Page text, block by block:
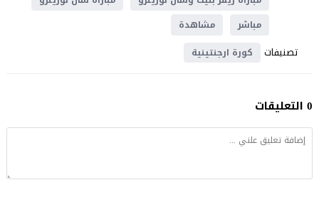
مباشر
مشاهدة
تصنيفات كورة ارجنتينية
0 التعليقات